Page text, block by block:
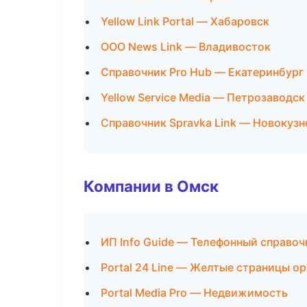
Yellow Link Portal — Хабаровск
ООО News Link — Владивосток
Справочник Pro Hub — Екатеринбург
Yellow Service Media — Петрозаводск
Справочник Spravka Link —
Компании в Омск
ИП Info Guide — Телефонный
Portal 24 Line — Желтые страницы
Portal Media Pro — Недвижимость